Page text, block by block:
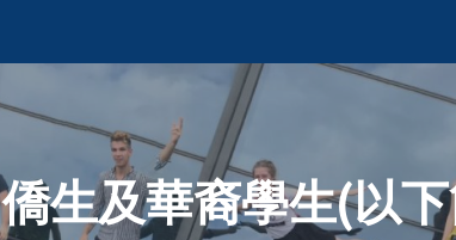
生及華裔學生(以